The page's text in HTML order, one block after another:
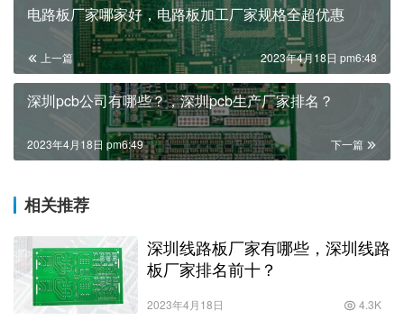
电路板厂家哪家好，电路板加工厂家规格全超优惠
上一篇 2023年4月18日 pm6:48
深圳pcb公司有哪些？，深圳pcb生产厂家排名？
下一篇
2023年4月18日 pm6:49
相关推荐
深圳线路板厂家有哪些，深圳线路
板厂家排名前十？
2023年4月18日 4.3K